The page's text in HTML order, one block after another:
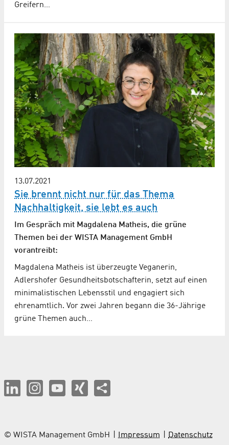
Greifern…
13.07.2021
Sie brennt nicht nur für das Thema
Nachhaltigkeit, sie lebt es auch
Im Gespräch mit Magdalena Matheis, die grüne
Themen bei der WISTA Management GmbH
vorantreibt:
Magdalena Matheis ist überzeugte Veganerin,
Adlershofer Gesundheitsbotschafterin, setzt auf einen
minimalistischen Lebensstil und engagiert sich
ehrenamtlich. Vor zwei Jahren begann die 36-Jährige
grüne Themen auch…
© WISTA Management GmbH Impressum Datenschutz